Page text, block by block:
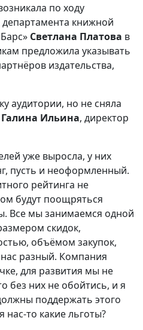
по ходу
департамента книжной
Светлана Платова в
предложила указывать
издательства,
аудитории, но не сняла
Галина Ильина, директор
уже выросла, у них
пусть и неоформленный.
рейтинга не
будут поощряться
Все мы занимаемся одной
скидок,
объёмом закупок,
разный. Компания
для развития мы не
без них не обойтись, и я
поддержать этого
то какие льготы?